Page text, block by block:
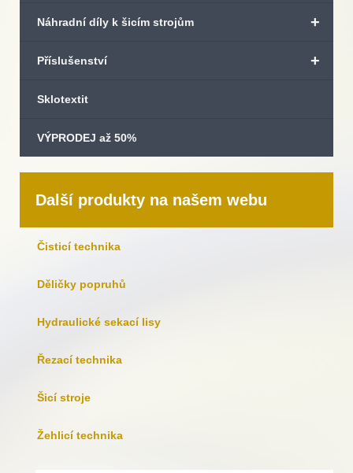
+
Náhradní díly k šicím strojům
+
Příslušenství
Sklotextit
VÝPRODEJ až 50%
Další produkty na našem webu
Čisticí technika
Děličky popruhů
Hydraulické sekací lisy
Řezací technika
Šicí stroje
Žehlicí technika